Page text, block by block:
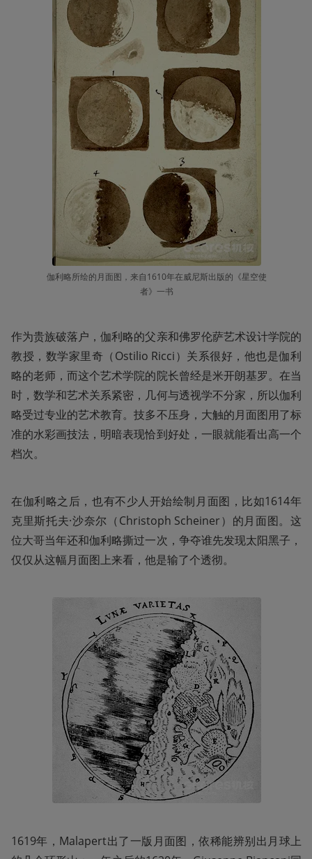
伽利略所绘的月面图，来自1610年在威尼斯出版的《星空使
者》一书
作为贵族破落户，伽利略的父亲和佛罗伦萨艺术设计学院的
教授，数学家里奇（Ostilio Ricci）关系很好，他也是伽利
略的老师，而这个艺术学院的院长曾经是米开朗基罗。在当
时，数学和艺术关系紧密，几何与透视学不分家，所以伽利
略受过专业的艺术教育。技多不压身，大触的月面图用了标
准的水彩画技法，明暗表现恰到好处，一眼就能看出高一个
档次。
在伽利略之后，也有不少人开始绘制月面图，比如1614年
克里斯托夫·沙奈尔（Christoph Scheiner）的月面图。这
位大哥当年还和伽利略撕过一次，争夺谁先发现太阳黑子，
仅仅从这幅月面图上来看，他是输了个透彻。
1619年，Malapert出了一版月面图，依稀能辨别出月球上